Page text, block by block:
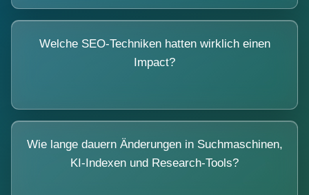
Welche SEO-Techniken hatten wirklich einen
Impact?
Wie lange dauern Änderungen in Suchmaschinen,
KI-Indexen und Research-Tools?